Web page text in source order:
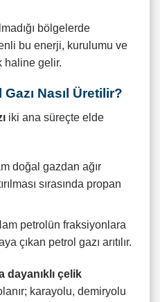
bölgelerde
bu enerji, kurulumu ve
haline gelir.
Gazı Nasıl Üretilir?
iki ana süreçte elde
doğal gazdan ağır
sırasında propan
petrolün fraksiyonlara
çıkan petrol gazı arıtılır.
dayanıklı çelik
karayolu, demiryolu